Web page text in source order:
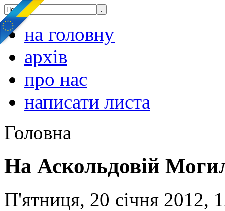
на головну
архів
про нас
написати листа
Головна
На Аскольдовій
П'ятниця, 20 січня 2012,